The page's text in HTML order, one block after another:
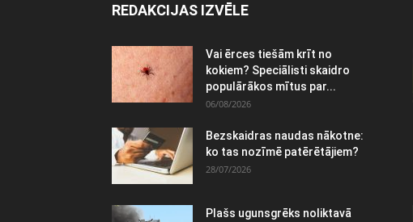
REDAKCIJAS IZVĒLE
Vai ērces tiešām krīt no
kokiem? Speciālisti skaidro
populārākos mītus par...
06/08/2026
Bezskaidras naudas nākotne:
ko tas nozīmē patērētājiem?
28/07/2026
Plašs ugunsgrēks noliktavā